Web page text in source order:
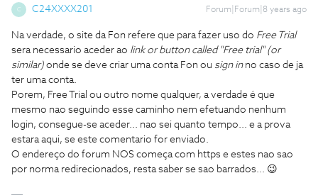
C C24XXXX201 Forum|Forum|8 years ago
Na verdade, o site da Fon refere que para fazer uso do Free Trial
sera necessario aceder ao link or button called "Free trial" (or
similar) onde se deve criar uma conta Fon ou sign inno caso de ja
ter uma conta.
Porem, Free Trial ou outro nome qualquer, a verdade é que
mesmo nao seguindo esse caminho nem efetuando nenhum
login, consegue-se aceder... nao sei quanto tempo... e a prova
estara aqui, se este comentario for enviado.
O endereço do forum NOS começa com https e estes nao sao
por norma redirecionados, resta saber se sao barrados... 😉